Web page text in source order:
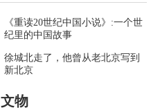
《重读20世纪中国小说》:一个世
纪里的中国故事
徐城北走了，他曾从老北京写到
新北京
文物